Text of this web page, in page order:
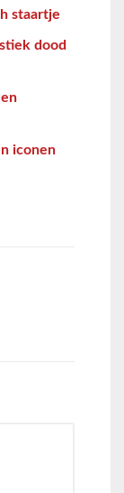
staartje
dood
iconen